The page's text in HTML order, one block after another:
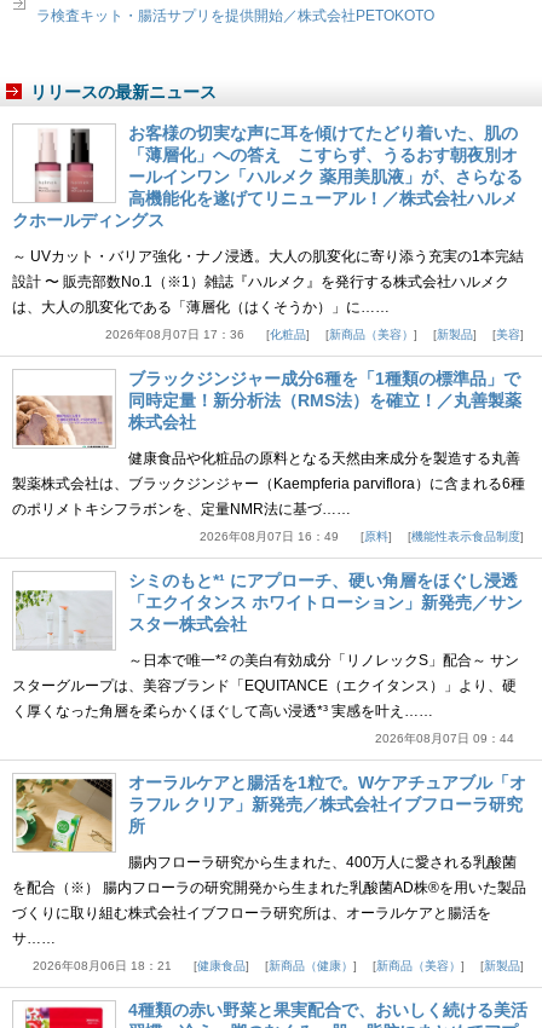
ラ検査キット・腸活サプリを提供開始／株式会社PETOKOTO
リリースの最新ニュース
お客様の切実な声に耳を傾けてたどり着いた、肌の
「薄層化」への答え こすらず、うるおす朝夜別オ
ールインワン「ハルメク 薬用美肌液」が、さらなる
高機能化を遂げてリニューアル！／株式会社ハルメ
クホールディングス
～ UVカット・バリア強化・ナノ浸透。大人の肌変化に寄り添う充実の1本完結
設計 〜 販売部数No.1（※1）雑誌『ハルメク』を発行する株式会社ハルメク
は、大人の肌変化である「薄層化（はくそうか）」に……
2026年08月07日 17：36 化粧品 新商品（美容） 新製品 美容
ブラックジンジャー成分6種を「1種類の標準品」で
同時定量！新分析法（RMS法）を確立！／丸善製薬
株式会社
健康食品や化粧品の原料となる天然由来成分を製造する丸善
製薬株式会社は、ブラックジンジャー（Kaempferia parviflora）に含まれる6種
のポリメトキシフラボンを、定量NMR法に基づ……
2026年08月07日 16：49 原料 機能性表示食品制度
シミのもと*¹ にアプローチ、硬い角層をほぐし浸透
「エクイタンス ホワイトローション」新発売／サン
スター株式会社
～日本で唯一*² の美白有効成分「リノレックS」配合～ サン
スターグループは、美容ブランド「EQUITANCE（エクイタンス）」より、硬
く厚くなった角層を柔らかくほぐして高い浸透*³ 実感を叶え……
2026年08月07日 09：44
オーラルケアと腸活を1粒で。Wケアチュアブル「オ
ラフル クリア」新発売／株式会社イブフローラ研究
所
腸内フローラ研究から生まれた、400万人に愛される乳酸菌
を配合（※） 腸内フローラの研究開発から生まれた乳酸菌AD株®を用いた製品
づくりに取り組む株式会社イブフローラ研究所は、オーラルケアと腸活を
サ……
2026年08月06日 18：21 健康食品 新商品（健康） 新商品（美容） 新製品
4種類の赤い野菜と果実配合で、おいしく続ける美活